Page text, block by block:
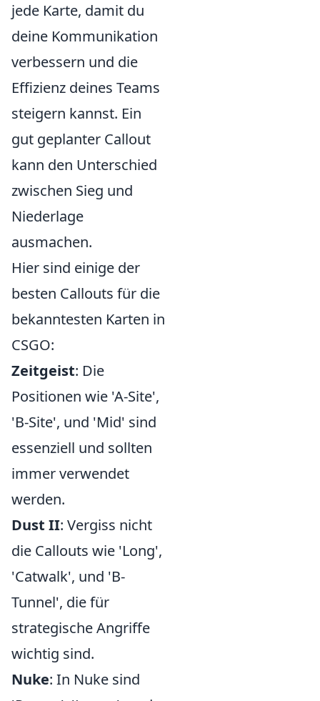
jede Karte, damit du
deine Kommunikation
verbessern und die
Effizienz deines Teams
steigern kannst. Ein
gut geplanter Callout
kann den Unterschied
zwischen Sieg und
Niederlage
ausmachen.
Hier sind einige der
besten Callouts für die
bekanntesten Karten in
CSGO:
Zeitgeist: Die
Positionen wie 'A-Site',
'B-Site', und 'Mid' sind
essenziell und sollten
immer verwendet
werden.
Dust II: Vergiss nicht
die Callouts wie 'Long',
'Catwalk', und 'B-
Tunnel', die für
strategische Angriffe
wichtig sind.
Nuke: In Nuke sind